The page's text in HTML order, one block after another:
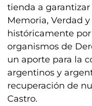
tienda a
Memoria, Verdad
históricamente
organismos de
un aporte para la
argentinos y
recuperación de
Castro.